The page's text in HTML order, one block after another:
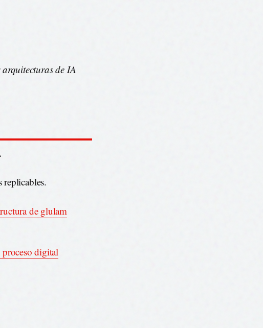
de IA
replicables.
de glulam
digital